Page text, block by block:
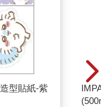
型貼紙-紫